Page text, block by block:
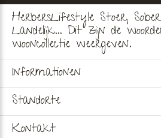
HerbersLifestyle Stoer,
Landelijk... Dit zijn de
wooncollectie weergeven.
Informationen
Standorte
Kontakt